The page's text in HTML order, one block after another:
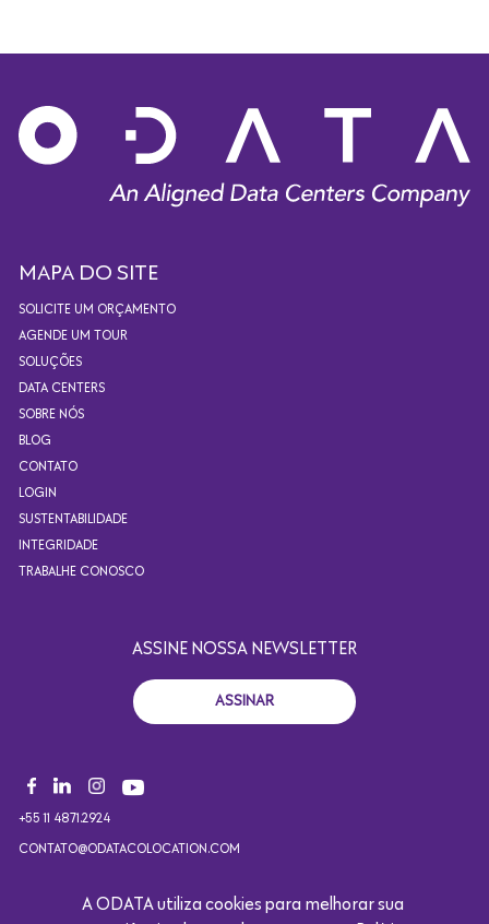
MAPA DO SITE
SOLICITE UM ORÇAMENTO
AGENDE UM TOUR
SOLUÇÕES
DATA CENTERS
SOBRE NÓS
BLOG
CONTATO
LOGIN
SUSTENTABILIDADE
INTEGRIDADE
TRABALHE CONOSCO
ASSINE NOSSA NEWSLETTER
ASSINAR
+55 11 4871.2924
CONTATO@ODATACOLOCATION.COM
A ODATA utiliza cookies para melhorar sua